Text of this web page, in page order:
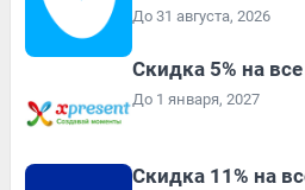
До 31 августа, 2026
Скидка 5% на
До 1 января, 2027
Скидка 11% на